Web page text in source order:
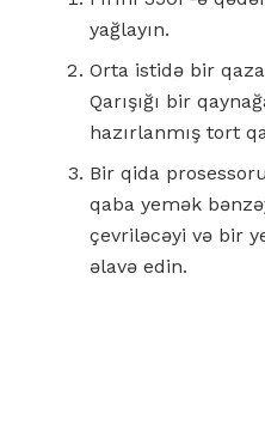
yağlayın.
Orta istidə bir
Qarışığı bir
hazırlanmış tort
Bir qida
qaba yemək
çevriləcəyi və bir
əlavə edin.